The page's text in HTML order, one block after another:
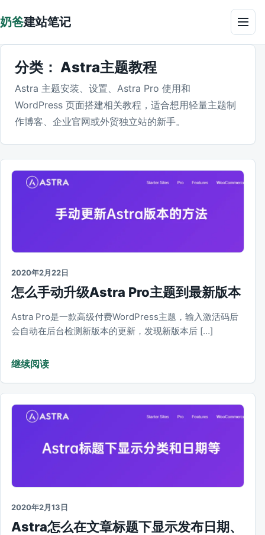
奶爸建站笔记 菜单
分类： Astra主题教程
Astra 主题安装、设置、Astra Pro 使用和
WordPress 页面搭建相关教程，适合想用轻量主题制
作博客、企业官网或外贸独立站的新手。
2020年2月22日
怎么手动升级Astra Pro主题到最新版本
Astra Pro是一款高级付费WordPress主题，输入激活码后
会自动在后台检测新版本的更新，发现新版本后 […]
继续阅读
2020年2月13日
Astra怎么在文章标题下显示发布日期、